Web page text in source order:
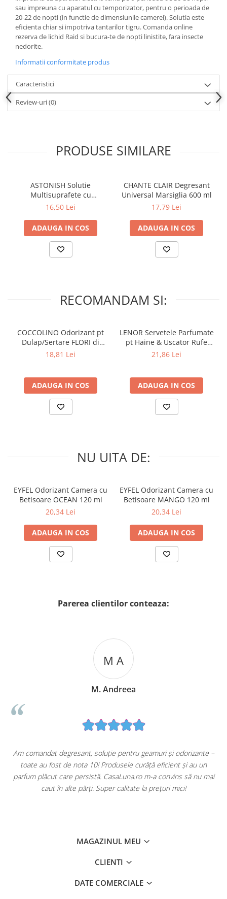
Sapunuri
Spuma de baie
Ingrijirea parului
Balsam de par
Fixativ si spuma de par
Sampon
Vopsea de par
Servetele Umede & Uscate
Camera
Masina
Deodorante & Parfumuri
Pentru COPIL
Cosmetice Auto
Covoare & Tapiterii
sau impreuna cu aparatul cu temporizator, pentru o perioada de
20-22 de nopti (in functie de dimensiunile camerei). Solutia este
eficienta chiar si impotriva tantarilor tigru. Comanda online
rezerva de lichid Raid si bucura-te de nopti linistite, fara insecte
nedorite.
Informatii conformitate produs
Caracteristici
Review-uri(0)
PRODUSE SIMILARE
ASTONISH Solutie
Multisuprafete cu
Bicarbonat de Sodiu 750 ml
16,50 Lei
ADAUGA IN COS
CHANTE CLAIR Degresant
Universal Marsiglia 600 ml
17,79 Lei
ADAUGA IN COS
RECOMANDAM SI:
COCCOLINO Odorizant pt
Dulap/Sertare FLORI di
PRIMAVERA 3 buc
18,81 Lei
ADAUGA IN COS
LENOR Servetele Parfumate
pt Haine & Uscator Rufe
SPRING AWAKENING 34 buc
21,86 Lei
ADAUGA IN COS
NU UITA DE:
EYFEL Odorizant Camera cu
Betisoare OCEAN 120 ml
20,34 Lei
ADAUGA IN COS
EYFEL Odorizant Camera cu
Betisoare MANGO 120 ml
20,34 Lei
ADAUGA IN COS
Parerea clientilor conteaza:
soluție pentru geamuri și odorizante –
nota 10! Produsele curăță eficient și au un
persistă. CasaLuna.ro m-a convins să nu mai
părți. Super calitate la prețuri mici!
Cumpăr
mulțumită.
Săpunurile și
MAGAZINUL MEU
CLIENTI
DATE COMERCIALE